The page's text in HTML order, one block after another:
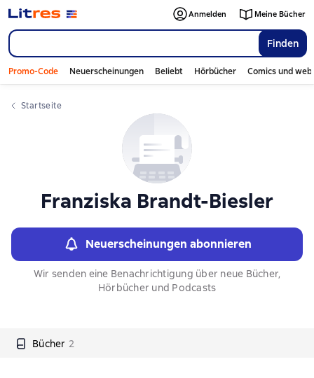
Finden
Anmelden Meine Bücher
Promo-Code Neuerscheinungen Beliebt Hörbücher Comics und
Startseite
Franziska Brandt-Biesler
Neuerscheinungen abonnieren
Wir senden eine Benachrichtigung über neue Bücher,
Hörbücher und Podcasts
Bücher 2
Слайдер с книгами